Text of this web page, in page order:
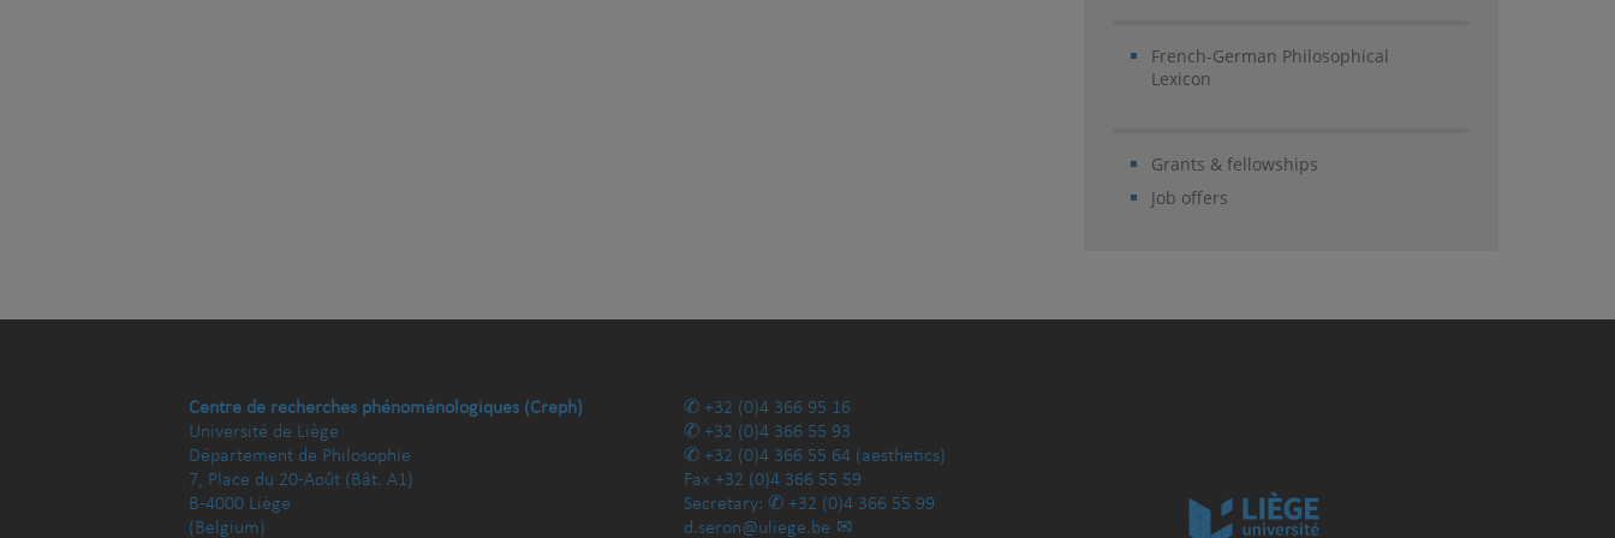
French-German Philosophical
Lexicon
Grants & fellowships
Job offers
Centre de recherches phénoménologiques (Creph)
Université de Liège
Département de Philosophie
7, Place du 20-Août (Bât. A1)
B-4000 Liège
(Belgium)
+32 (0)4 366 95 16
+32 (0)4 366 55 93
+32 (0)4 366 55 64 (aesthetics)
Fax +32 (0)4 366 55 59
Secretary:
+32 (0)4 366 55 99
d.seron@uliege.be